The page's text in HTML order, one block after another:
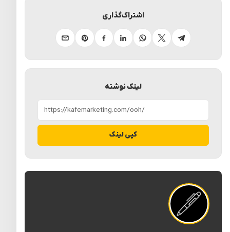
لینک نوشته
کپی لینک
اشتراک‌گذاری
تلگرامایکسواتساپلینکدینفیسبوکپینترستایمیل